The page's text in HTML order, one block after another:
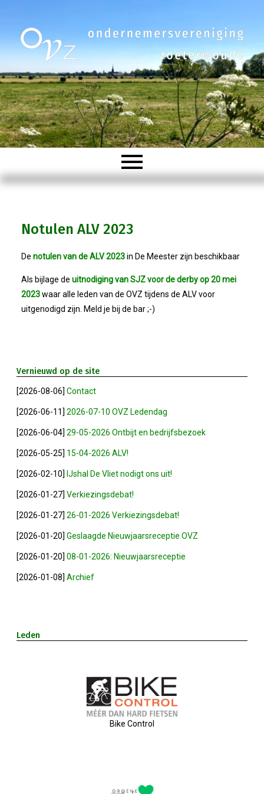
Organisatie
Statuten
IJshal De Vliet Nodigt Ons Uit!
Verkiezingsdebat!
Geslaagde Nieuwjaarsreceptie OVZ
2025-01-02 Van De Voorzitter
Winkeltijden Verruimd
Verslag Van ALV 2024
Nieuwjaarsreceptie In Sfeer
Mooi Bezoek Aan Mulder Shipyard
Notulen ALV 2023
De notulen van de ALV 2023in De Meester zijn beschikbaar
Als bijlage de uitnodiging van SJZ voor de derby op 20 mei
2023waar alle leden van de OVZ tijdens de ALV voor
uitgenodigd zijn. Meld je bij de bar ;-)
Vernieuwd op de site
[2026-08-06] Contact
[2026-06-11] 2026-07-10 OVZ Ledendag
[2026-06-04] 29-05-2026 Ontbijt en bedrijfsbezoek
[2026-05-25] 15-04-2026 ALV!
[2026-02-10] IJshal De Vliet nodigt ons uit!
[2026-01-27] Verkiezingsdebat!
[2026-01-27] 26-01-2026 Verkiezingsdebat!
[2026-01-20] Geslaagde Nieuwjaarsreceptie OVZ
[2026-01-20] 08-01-2026: Nieuwjaarsreceptie
[2026-01-08] Archief
Leden
Bike Control